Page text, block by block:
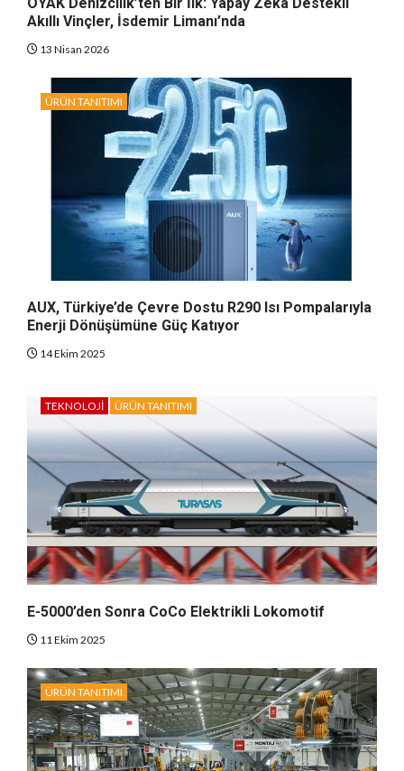
Akıllı Vinçler, İsdemir Limanı’nda
13 Nisan 2026
ÜRÜN TANITIMI
AUX, Türkiye’de Çevre Dostu R290 Isı Pompalarıyla
Enerji Dönüşümüne Güç Katıyor
14 Ekim 2025
TEKNOLOJI ÜRÜN TANITIMI
E-5000’den Sonra CoCo Elektrikli Lokomotif
11 Ekim 2025
ÜRÜN TANITIMI